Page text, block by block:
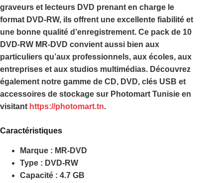
graveurs et lecteurs DVD prenant en charge le
format DVD-RW, ils offrent une excellente fiabilité et
une bonne qualité d’enregistrement. Ce pack de 10
DVD-RW MR-DVD convient aussi bien aux
particuliers qu’aux professionnels, aux écoles, aux
entreprises et aux studios multimédias. Découvrez
également notre gamme de CD, DVD, clés USB et
accessoires de stockage sur Photomart Tunisie en
visitant https://photomart.tn.
Caractéristiques
Marque : MR-DVD
Type : DVD-RW
Capacité : 4.7 GB